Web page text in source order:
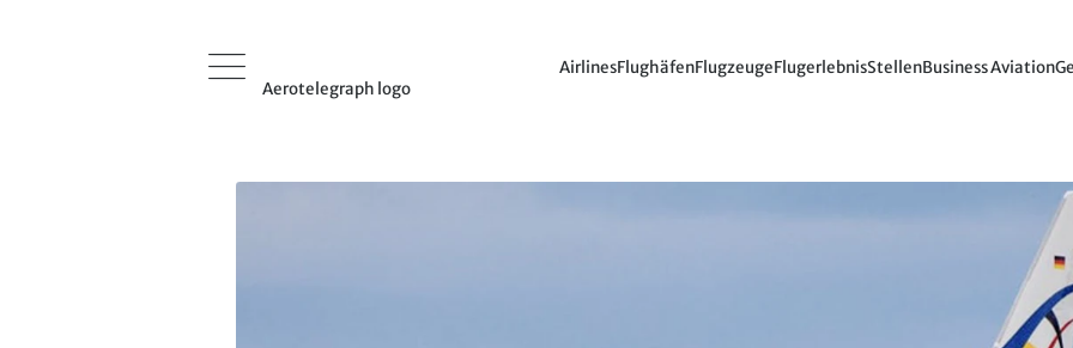
Aerotelegraph logo
AirlinesFlughäfenFlugzeugeFlugerlebnisStellenBusiness Aviation